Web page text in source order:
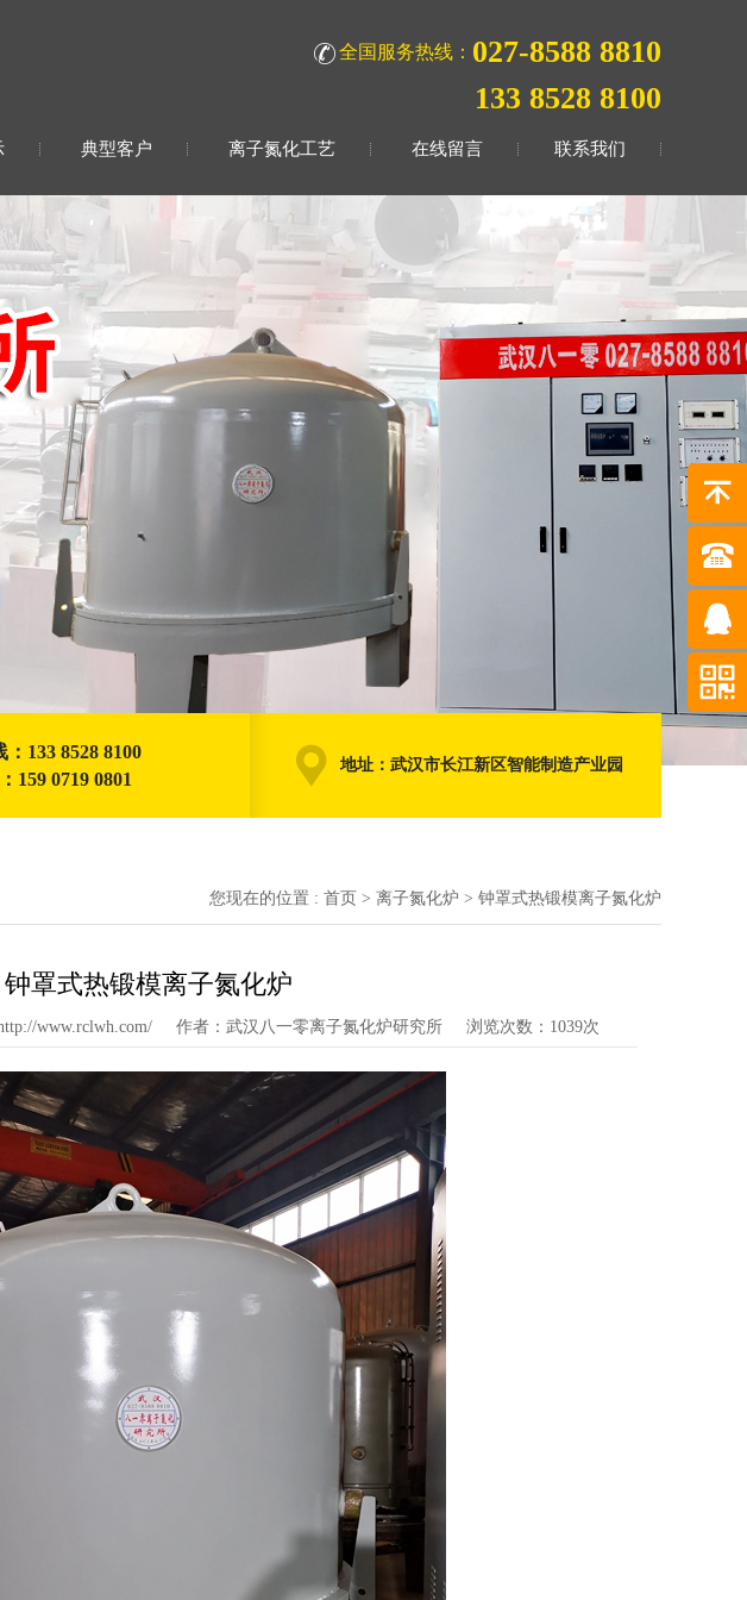
全国服务热线： 027-8588 8810
133 8528 8100
典型客户 离子氮化工艺 在线留言 联系我们
133 8528 8100
0719 0801
地址：武汉市长江新区智能制造产业园
您现在的位置 : 首页 > 离子氮化炉 > 钟罩式热锻模离子氮化炉
钟罩式热锻模离子氮化炉
www.rclwh.com/ 作者：武汉八一零离子氮化炉研究所 浏览次数：1039次